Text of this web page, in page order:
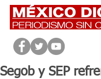
Segob y SEP